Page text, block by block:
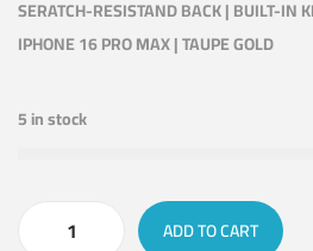
SERATCH-RESISTAND BACK | BUILT-IN
IPHONE 16 PRO MAX | TAUPE GOLD
5 in stock
ADD TO CART